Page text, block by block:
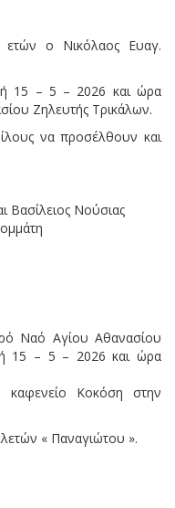
ο Νικόλαος Ευαγ.
15 – 5 – 2026 και ώρα
Ζηλευτής Τρικάλων.
να προσέλθουν και
Βασίλειος Νούσιας
Ναό Αγίου Αθανασίου
15 – 5 – 2026 και ώρα
Κοκόση στην
« Παναγιώτου ».